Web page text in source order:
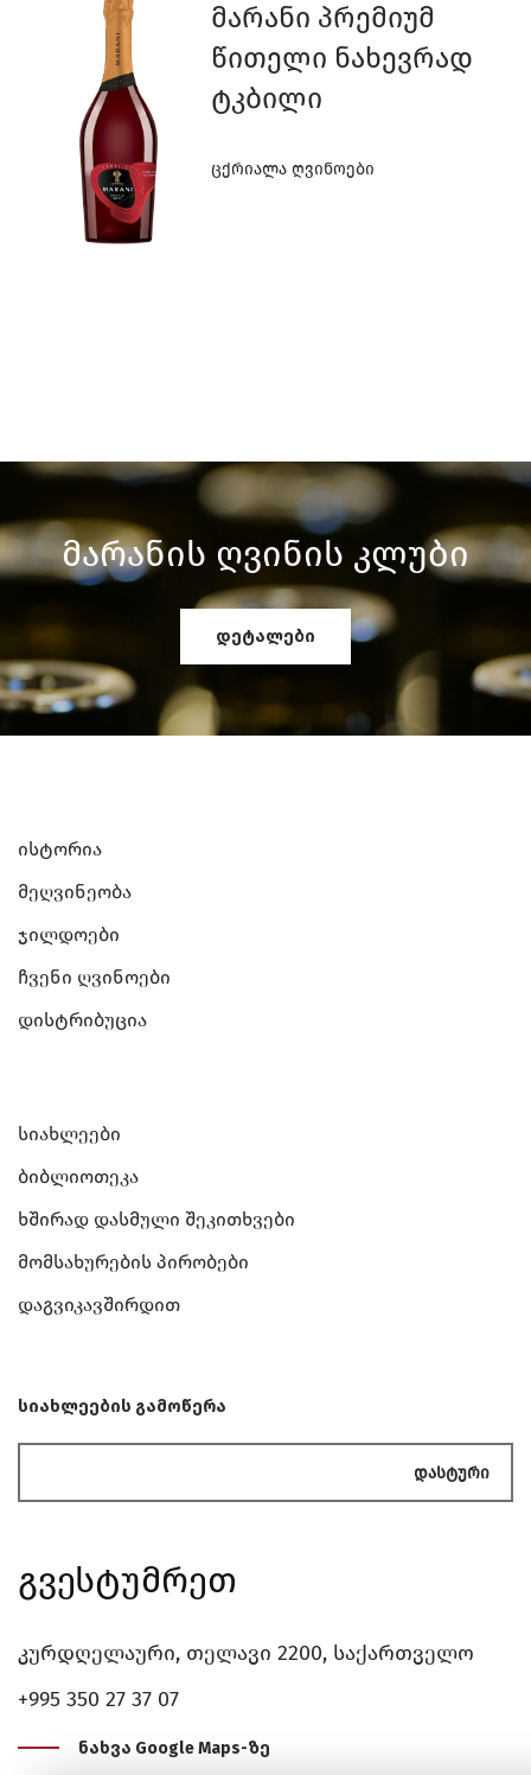
Მარანი Პრემიუმ
Წითელი Ნახევრად
Ტკბილი
Ცქრიალა Ღვინოები
Მარანის Ღვინის Კლუბი
დეტალები
Გვესტუმრეთ
კურდღელაური, თელავი 2200, საქართველო
+995 350 27 37 07
ნახვა Google Maps-ზე
Ისტორია
Მეღვინეობა
Ჯილდოები
Ჩვენი Ღვინოები
Დისტრიბუცია
Სიახლეები
Ბიბლიოთეკა
Ხშირად Დასმული Შეკითხვები
Მომსახურების Პირობები
Დაგვიკავშირდით
სიახლეების გამოწერა
Დასტური